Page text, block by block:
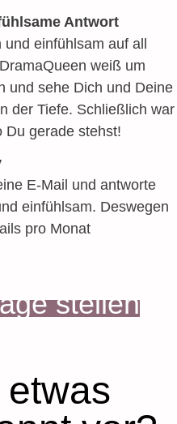
Antwort
einfühlsam auf all
weiß um
und sehe Dich und Deine
der Tiefe. Schließlich war
Du gerade stehst!
E-Mail und antworte
einfühlsam. Deswegen
pro Monat
stellen